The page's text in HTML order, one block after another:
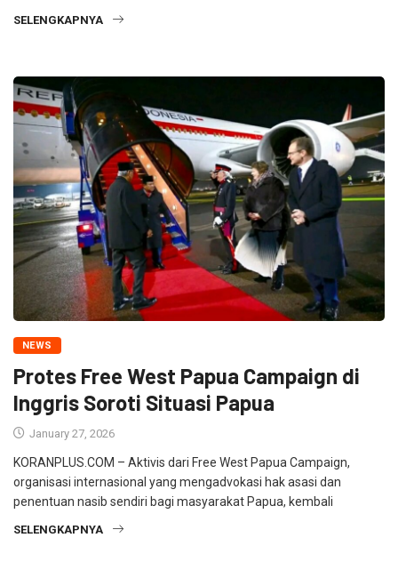
SELENGKAPNYA
NEWS
Protes Free West Papua Campaign di
Inggris Soroti Situasi Papua
January 27, 2026
KORANPLUS.COM – Aktivis dari Free West Papua Campaign,
organisasi internasional yang mengadvokasi hak asasi dan
penentuan nasib sendiri bagi masyarakat Papua, kembali
SELENGKAPNYA